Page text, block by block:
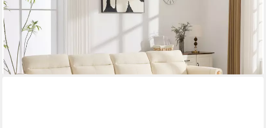
965,99 €
-24%
lieferbar - in 4-5 Werktagen bei dir